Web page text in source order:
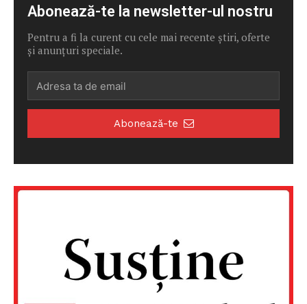
Abonează-te la newsletter-ul nostru
Pentru a fi la curent cu cele mai recente știri, oferte
și anunțuri speciale.
Abonează-te